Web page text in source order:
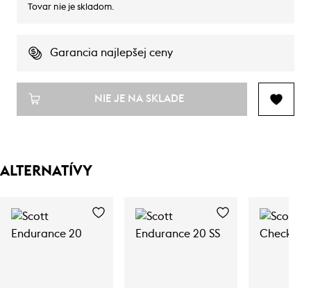
Tovar nie je skladom.
Garancia najlepšej ceny
NIE JE NA SKLADE
ALTERNATÍVY